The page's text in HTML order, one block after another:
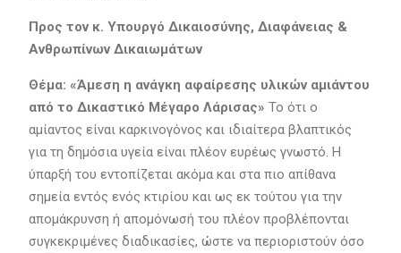
Προς τον κ. Υπουργό Δικαιοσύνης, Διαφάνειας &
Ανθρωπίνων Δικαιωμάτων
Θέμα: «Άμεση η ανάγκη αφαίρεσης υλικών αμιάντου
από το Δικαστικό Μέγαρο Λάρισας» Το ότι ο
αμίαντος είναι καρκινογόνος και ιδιαίτερα βλαπτικός
για τη δημόσια υγεία είναι πλέον ευρέως γνωστό. Η
ύπαρξή του εντοπίζεται ακόμα και στα πιο απίθανα
σημεία εντός ενός κτιρίου και ως εκ τούτου για την
απομάκρυνση ή απομόνωσή του πλέον προβλέπονται
συγκεκριμένες διαδικασίες, ώστε να περιοριστούν όσο